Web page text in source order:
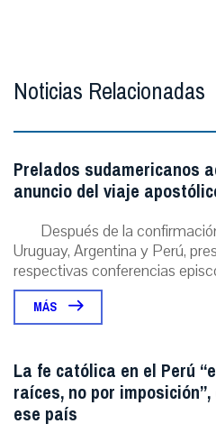
Noticias Relacionadas
Prelados sudamericanos
anuncio del viaje
Después de la
Uruguay, Argentina y Perú,
respectivas conferencias
MÁS
La fe católica en el Perú
raíces, no por
ese país